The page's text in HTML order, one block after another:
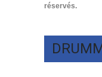
réservés.